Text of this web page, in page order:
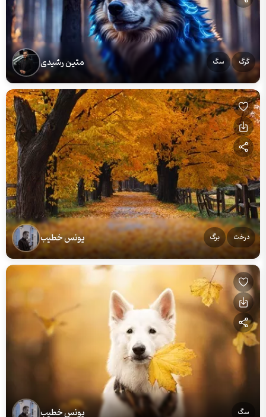
گرگ سگ متین رشیدی
درخت برگ یونس خطیب
سگ یونس خطیب